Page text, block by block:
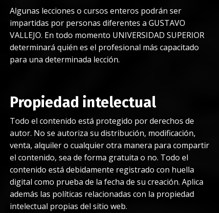
Algunas lecciones o cursos enteros podrán ser
impartidas por personas diferentes a GUSTAVO
VALLEJO. En todo momento UNIVERSIDAD SUPERIOR
determinará quién es el profesional más capacitado
para una determinada lección.
Propiedad intelectual
Todo el contenido está protegido por derechos de
autor. No se autoriza su distribución, modificación,
venta, alquiler o cualquier otra manera para compartir
el contenido, sea de forma gratuita o no. Todo el
contenido está debidamente registrado con huella
digital como prueba de la fecha de su creación. Aplica
además las políticas relacionadas con la propiedad
intelectual propias del sitio web.